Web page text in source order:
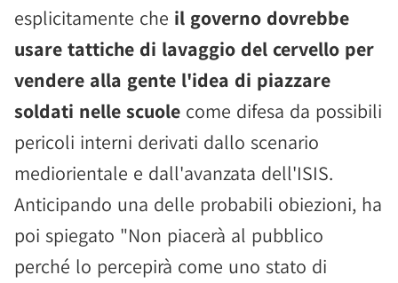
esplicitamente che il governo dovrebbe
usare tattiche di lavaggio del cervello per
vendere alla gente l'idea di piazzare
soldati nelle scuole come difesa da possibili
pericoli interni derivati dallo scenario
mediorientale e dall'avanzata dell'ISIS.
Anticipando una delle probabili obiezioni, ha
poi spiegato "Non piacerà al pubblico
perché lo percepirà come uno stato di